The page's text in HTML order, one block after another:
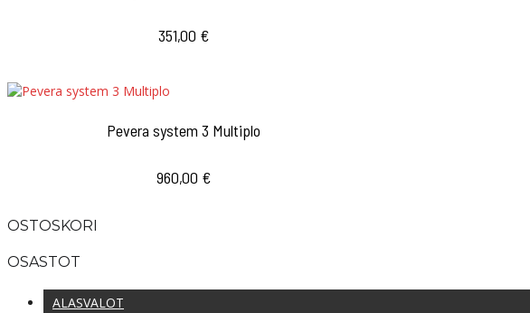
351,00 €
Pevera system 3 Multiplo
960,00 €
OSTOSKORI
OSASTOT
ALASVALOT